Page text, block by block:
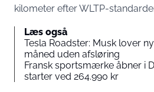
kilometer efter WLTP-
Læs også
Tesla Roadster: Musk lover
måned uden afsløring
Fransk sportsmærke åbner i
starter ved 264.990 kr